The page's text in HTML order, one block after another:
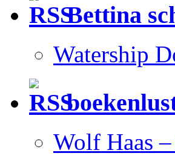
Bettina
Watership
Wolf Haas